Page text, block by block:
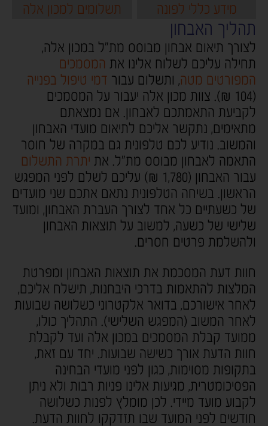
מידע כללי לפונה
תשלומים למכון אלה
תהליך האבחון
לצורך תיאום אבחון מבוסס מת"ל במכון אלה,
תחילה עליכם לשלוח אלינו את המסמכים
המפורטים מטה, ותשלום עבור דמי טיפול בפנייה
(104 ₪). צוות מכון אלה יעבור על המסמכים
לקביעת התאמתכם לאבחון. אם נמצאתם
מתאימים, נתקשר אליכם לתיאום מועדי האבחון
והמשוב. נודיע לכם טלפונית גם במקרה של חוסר
התאמה לאבחון מבוסס מת"ל. את יתרת התשלום
עבור האבחון (1,780 ₪) עליכם לשלם לפני המפגש
הראשון. בשיחה הטלפונית נתאם אתכם שני מועדים
של כשעתיים כל אחד לצורך העברת האבחון, ומועד
שלישי של כשעה, למשוב על תוצאות האבחון
ולהשלמת פרטים חסרים.
חוות דעת המסכמת את תוצאות האבחון ומפרטת
המלצות להתאמות בדרכי היבחנות, תישלח אליכם,
לאחר אישורכם, בדואר אלקטרוני כשלושה שבועות
לאחר המשוב (המפגש השלישי). התהליך כולו,
ממועד קבלת המסמכים במכון אלה ועד לקבלת
חוות הדעת אורך כשישה שבועות. יחד עם זאת,
בתקופות מסוימות, כגון לפני מועדי הבחינה
הפסיכומטרית, מגיעות אלינו פניות רבות ולא ניתן
לקבוע מועד מיידי. לכן מומלץ לפנות כשלושה
חודשים לפני המועד שבו תזדקקו לחוות הדעת.